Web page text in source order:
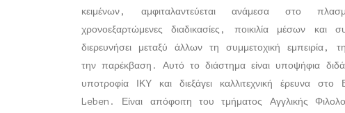
κειμένων, αμφιταλαντεύεται ανάμεσα στο
χρονοεξαρτώμενες διαδικασίες, ποικιλία μέσων και
διερευνήσει μεταξύ άλλων τη συμμετοχική εμπειρία,
την παρέκβαση. Αυτό το διάστημα είναι υποψήφια
υποτροφία ΙΚΥ και διεξάγει καλλιτεχνική
Leben. Είναι απόφοιτη του τμήματος Αγγλικής